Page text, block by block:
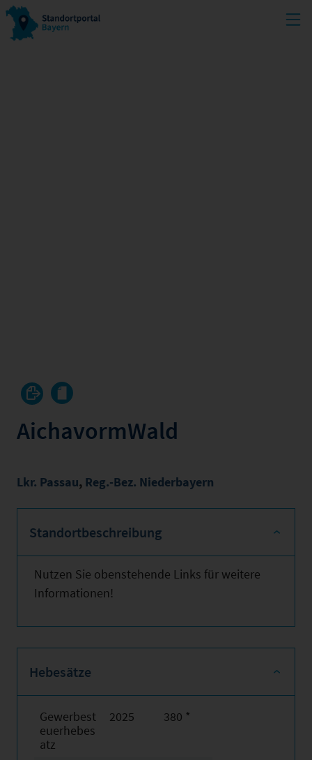
AichavormWald
Lkr. Passau, Reg.-Bez. Niederbayern
Standortbeschreibung
Nutzen Sie obenstehende Links für weitere
Informationen!
Hebesätze
Gewerbest
euerhebes
atz
2025 380 *